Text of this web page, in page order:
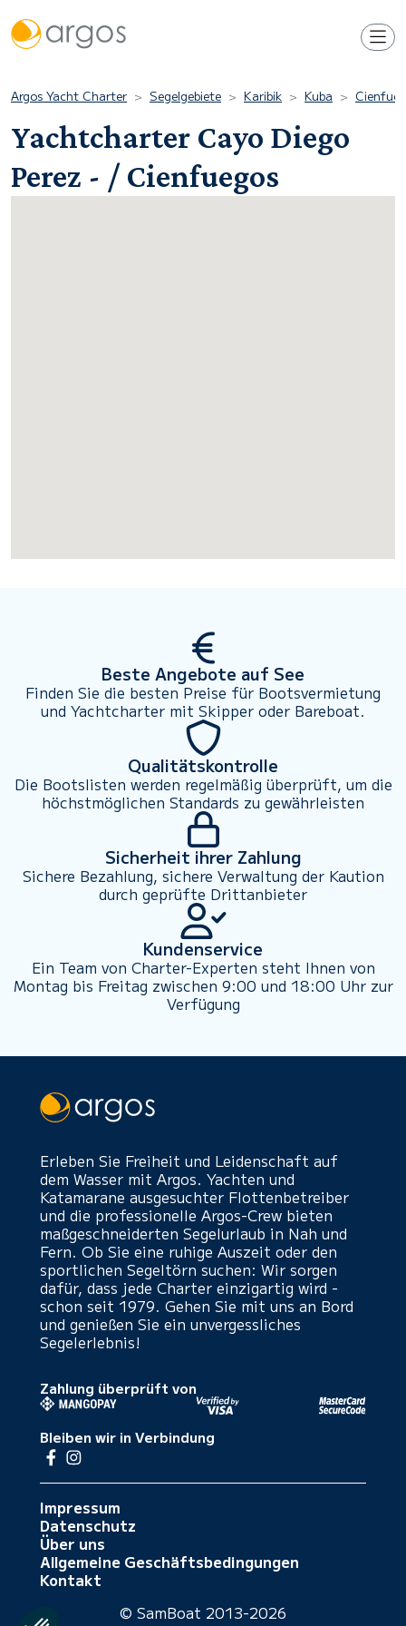
Argos Yacht Charter Segelgebiete Karibik Kuba
Yachtcharter Cayo Diego
Perez - / Cienfuegos
Beste Angebote auf See
Finden Sie die besten Preise für Bootsvermietung
und Yachtcharter mit Skipper oder Bareboat.
Qualitätskontrolle
Die Bootslisten werden regelmäßig überprüft, um die
höchstmöglichen Standards zu gewährleisten
Sicherheit ihrer Zahlung
Sichere Bezahlung, sichere Verwaltung der Kaution
durch geprüfte Drittanbieter
Kundenservice
Ein Team von Charter-Experten steht Ihnen von
Montag bis Freitag zwischen 9:00 und 18:00 Uhr zur
Verfügung
Erleben Sie Freiheit und Leidenschaft auf
dem Wasser mit Argos. Yachten und
Katamarane ausgesuchter Flottenbetreiber
und die professionelle Argos-Crew bieten
maßgeschneiderten Segelurlaub in Nah und
Fern. Ob Sie eine ruhige Auszeit oder den
sportlichen Segeltörn suchen: Wir sorgen
dafür, dass jede Charter einzigartig wird -
schon seit 1979. Gehen Sie mit uns an Bord
und genießen Sie ein unvergessliches
Segelerlebnis!
Zahlung überprüft von
Bleiben wir in Verbindung
Impressum
Datenschutz
Über uns
Allgemeine Geschäftsbedingungen
Kontakt
© SamBoat 2013-2026